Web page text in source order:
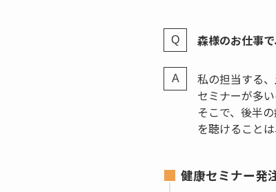
森様のお仕事
私の担当する
セミナーが多い
そこで、後半
を聴けること
健康セミナー発